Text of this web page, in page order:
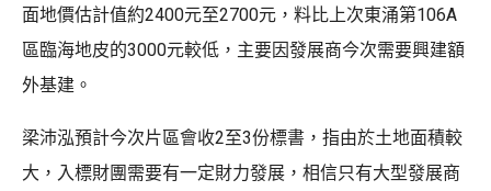
面地價估計值約2400元至2700元，料比上次東涌第106A
區臨海地皮的3000元較低，主要因發展商今次需要興建額
外基建。
梁沛泓預計今次片區會收2至3份標書，指由於土地面積較
大，入標財團需要有一定財力發展，相信只有大型發展商